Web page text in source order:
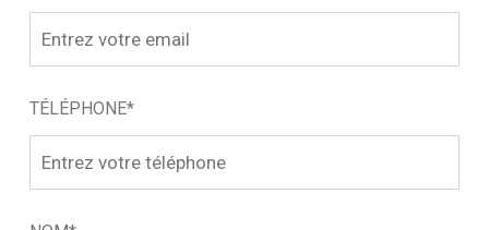
TÉLÉPHONE*